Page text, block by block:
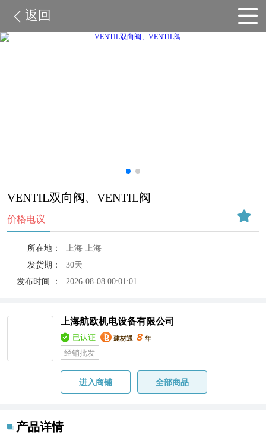
返回
VENTIL双向阀、VENTIL阀
价格电议
所在地：
上海 上海
发货期：
30天
发布时间 ：
2026-08-08 00:01:01
上海航欧机电设备有限公司
已认证 建材通 8 年
经销批发
进入商铺 全部商品
产品详情